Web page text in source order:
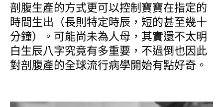
剖腹生產的方式更可以控制寶寶在指定的
時間生出（長則特定時辰，短的甚至幾十
分鐘）。可能尚未為人母，其實還不太明
白生辰八字究竟有多重要，不過倒也因此
對剖腹產的全球流行病學開始有點好奇。